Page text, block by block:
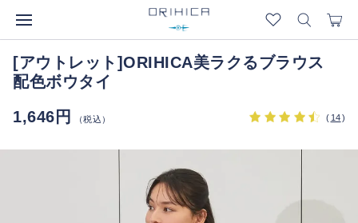
[アウトレット]ORIHICA美ラクるブラウス
配色ボウタイ
1,646円
（税込） ( 14)